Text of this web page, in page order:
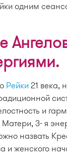
одним
Рейки 21 века,
и
3- я
назвать
и женского